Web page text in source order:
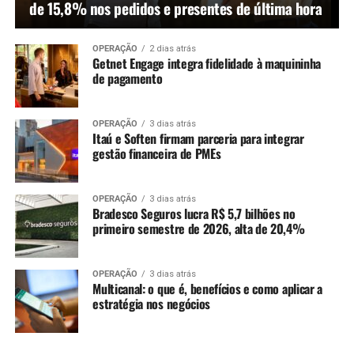
de 15,8% nos pedidos e presentes de última hora
OPERAÇÃO 2 dias atrás
Getnet Engage integra fidelidade à maquininha
de pagamento
OPERAÇÃO 3 dias atrás
Itaú e Soften firmam parceria para integrar
gestão financeira de PMEs
OPERAÇÃO 3 dias atrás
Bradesco Seguros lucra R$ 5,7 bilhões no
primeiro semestre de 2026, alta de 20,4%
OPERAÇÃO 3 dias atrás
Multicanal: o que é, benefícios e como aplicar a
estratégia nos negócios